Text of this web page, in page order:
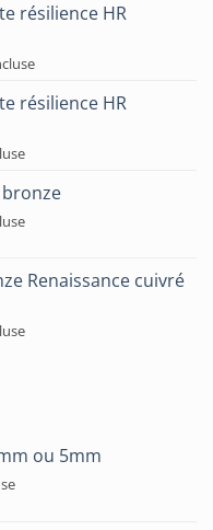
résilience HR
résilience HR
Renaissance cuivré
ou 5mm